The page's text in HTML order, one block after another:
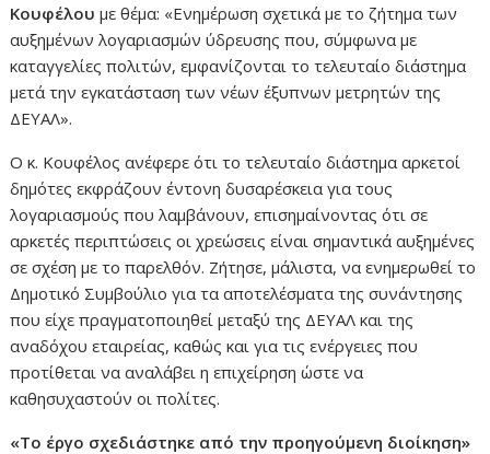
Κουφέλου με θέμα: «Ενημέρωση σχετικά με το ζήτημα των
αυξημένων λογαριασμών ύδρευσης που, σύμφωνα με
καταγγελίες πολιτών, εμφανίζονται το τελευταίο διάστημα
μετά την εγκατάσταση των νέων έξυπνων μετρητών της
ΔΕΥΑΛ».
Ο κ. Κουφέλος ανέφερε ότι το τελευταίο διάστημα αρκετοί
δημότες εκφράζουν έντονη δυσαρέσκεια για τους
λογαριασμούς που λαμβάνουν, επισημαίνοντας ότι σε
αρκετές περιπτώσεις οι χρεώσεις είναι σημαντικά αυξημένες
σε σχέση με το παρελθόν. Ζήτησε, μάλιστα, να ενημερωθεί το
Δημοτικό Συμβούλιο για τα αποτελέσματα της συνάντησης
που είχε πραγματοποιηθεί μεταξύ της ΔΕΥΑΛ και της
αναδόχου εταιρείας, καθώς και για τις ενέργειες που
προτίθεται να αναλάβει η επιχείρηση ώστε να
καθησυχαστούν οι πολίτες.
«Το έργο σχεδιάστηκε από την προηγούμενη διοίκηση»